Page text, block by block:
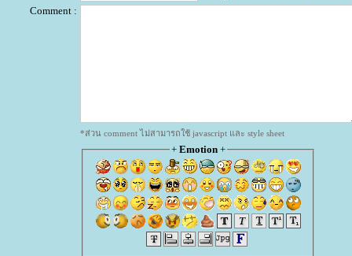
Comment :
*ส่วน comment ไม่สามารถใช้ javascript และ style sheet
+ Emotion+